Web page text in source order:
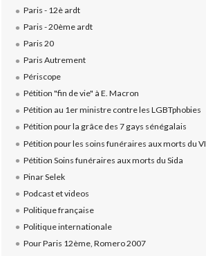
Paris - 12è ardt
Paris - 20ème ardt
Paris 20
Paris Autrement
Périscope
Pétition "fin de vie" à E. Macron
Pétition au 1er ministre contre les LGBTphobies
Pétition pour la grâce des 7 gays sénégalais
Pétition pour les soins funéraires aux morts du VI
Pétition Soins funéraires aux morts du Sida
Pinar Selek
Podcast et videos
Politique française
Politique internationale
Pour Paris 12ème, Romero 2007